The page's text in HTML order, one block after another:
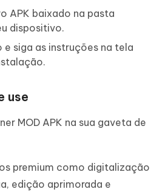
APK baixado na pasta
dispositivo.
e siga as instruções na tela
use
MOD APK na sua gaveta de
premium como digitalização
edição aprimorada e